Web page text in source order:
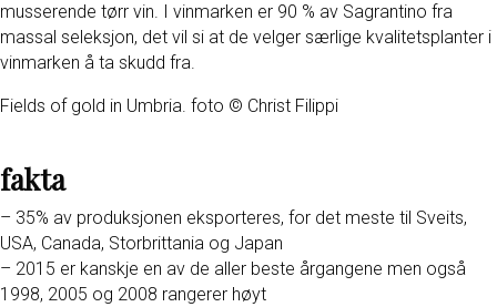
musserende tørr vin. I vinmarken er 90 % av Sagrantino fra
massal seleksjon, det vil si at de velger særlige kvalitetsplanter i
vinmarken å ta skudd fra.
Fields of gold in Umbria. foto © Christ Filippi
fakta
– 35% av produksjonen eksporteres, for det meste til Sveits,
USA, Canada, Storbrittania og Japan
– 2015 er kanskje en av de aller beste årgangene men også
1998, 2005 og 2008 rangerer høyt